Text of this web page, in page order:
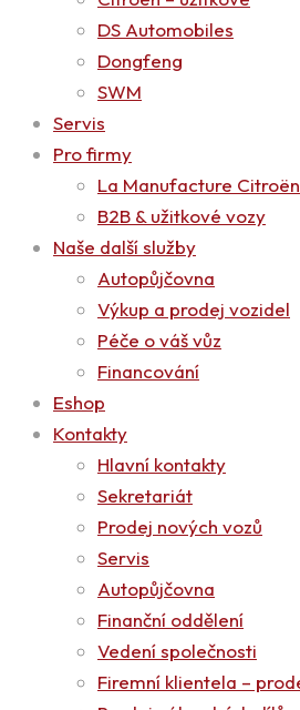
DS Automobiles
Dongfeng
SWM
Servis
Pro firmy
La Manufacture Citroën
B2B & užitkové vozy
Naše další služby
Autopůjčovna
Výkup a prodej vozidel
Péče o váš vůz
Financování
Eshop
Kontakty
Hlavní kontakty
Sekretariát
Prodej nových vozů
Servis
Autopůjčovna
Finanční oddělení
Vedení společnosti
Firemní klientela –